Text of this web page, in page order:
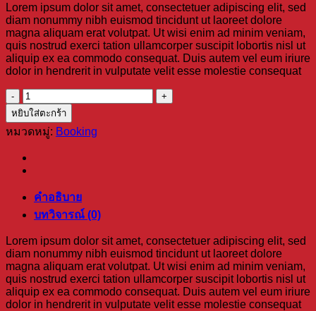
Lorem ipsum dolor sit amet, consectetuer adipiscing elit, sed
diam nonummy nibh euismod tincidunt ut laoreet dolore
magna aliquam erat volutpat. Ut wisi enim ad minim veniam,
quis nostrud exerci tation ullamcorper suscipit lobortis nisl ut
aliquip ex ea commodo consequat. Duis autem vel eum iriure
dolor in hendrerit in vulputate velit esse molestie consequat
จำนวน
Weekend
in
London
หยิบใส่ตะกร้า
หมวดหมู่: Booking
คำอธิบาย
บทวิจารณ์ (0)
Lorem ipsum dolor sit amet, consectetuer adipiscing elit, sed
diam nonummy nibh euismod tincidunt ut laoreet dolore
magna aliquam erat volutpat. Ut wisi enim ad minim veniam,
quis nostrud exerci tation ullamcorper suscipit lobortis nisl ut
aliquip ex ea commodo consequat. Duis autem vel eum iriure
dolor in hendrerit in vulputate velit esse molestie consequat